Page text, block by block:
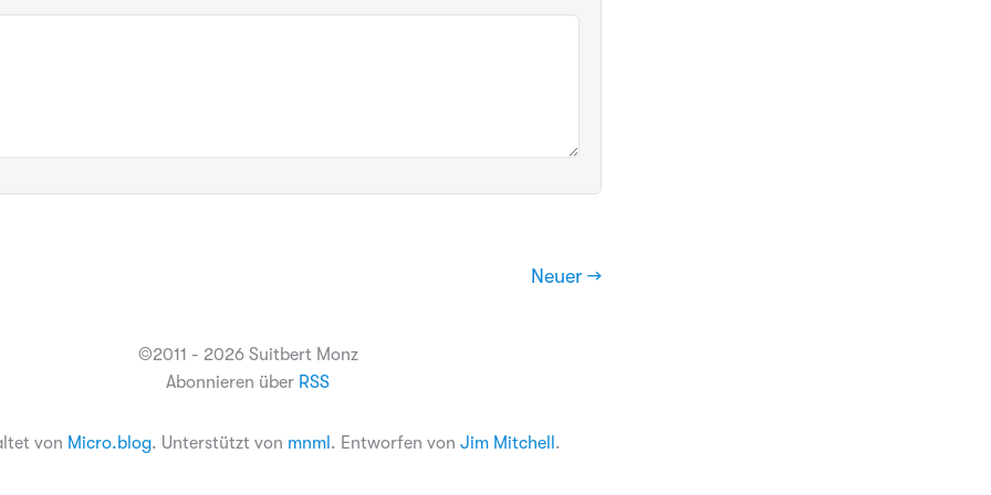
Neuer →
©2011 - 2026 Suitbert Monz
Abonnieren über RSS
von Micro.blog. Unterstützt von mnml . Entworfen von Jim Mitchell .